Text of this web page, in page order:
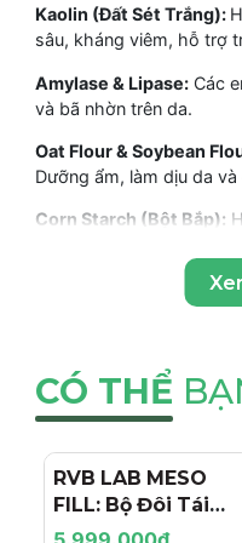
Kaolin (Đất Sét Trắng):
sâu, kháng viêm, hỗ trợ
Amylase & Lipase: Các
và bã nhờn trên da.
Oat Flour & Soybean
Dưỡng ẩm, làm dịu da
Corn Starch (Bột Bắp):
Kháng
tự do, ngăn ngừa lão hóa.
Giảm nếp nhăn và các
Làm sáng da, giảm sạm
màu, làm đều tông da
CÓ THỂ
- 4%
RVB LAB MESO
FILL: Bộ Đôi Tái
Tạo & Nâng Cơ